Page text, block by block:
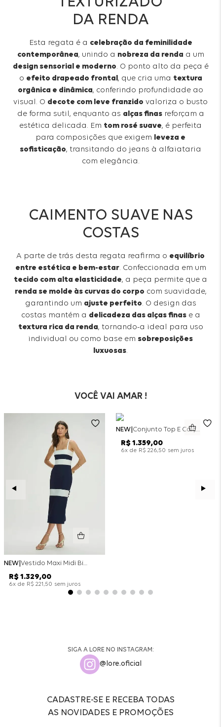
DA RENDA
Esta regata é a celebração da feminilidade
contemporânea, unindo a nobreza da renda a um
design sensorial e moderno. O ponto alto da peça é
o efeito drapeado frontal , que cria uma textura
orgânica e dinâmica, conferindo profundidade ao
visual. O decote com leve franzido valoriza o busto
de forma sutil, enquanto as alças finasreforçam a
estética delicada. Em tom rosé suave, é perfeita
para composições que exigem
leveza e
sofisticação, transitando do jeans à alfaiataria
com elegância.
CAIMENTO SUAVE NAS
COSTAS
A parte de trás desta regata reafirma o equilíbrio
entre estética e bem-estar. Confeccionada em um
tecido com alta elasticidade, a peça permite que a
renda se molde às curvas do corpo com suavidade,
garantindo um ajuste perfeito. O design das
costas mantém a delicadeza das alças finase a
textura rica da renda, tornando-a ideal para uso
individual ou como base em sobreposições
luxuosas.
VOCÊ VAI AMAR !
NEW Vestido Maxi Midi Bicolor Alfaitaria Navy - Marinho
R$ 1 .329,00
6x de R$ 221,50 sem juros
NEW Conjunto Top E Calça Wide Leg Bicolor Alfaitaria - Off White
R$ 1 .359,00
6x de R$ 226,50 sem juros
SIGA A LORE NO INSTAGRAM:
@lore.oficial
CADASTRE-SE E RECEBA TODAS
AS NOVIDADES E PROMOÇÕES